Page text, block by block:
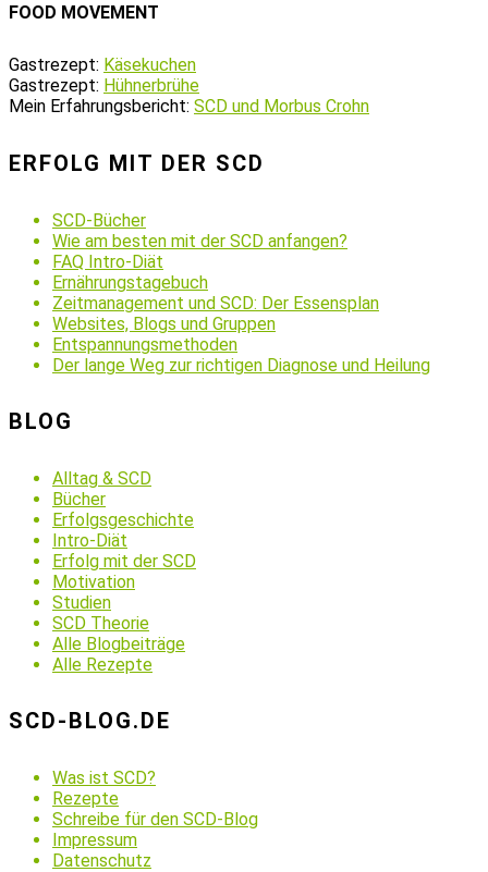
FOOD MOVEMENT
Gastrezept: Käsekuchen
Gastrezept: Hühnerbrühe
Mein Erfahrungsbericht: SCD und Morbus Crohn
ERFOLG MIT DER SCD
SCD-Bücher
Wie am besten mit der SCD anfangen?
FAQ Intro-Diät
Ernährungstagebuch
Zeitmanagement und SCD: Der Essensplan
Websites, Blogs und Gruppen
Entspannungsmethoden
Der lange Weg zur richtigen Diagnose und Heilung
BLOG
Alltag & SCD
Bücher
Erfolgsgeschichte
Intro-Diät
Erfolg mit der SCD
Motivation
Studien
SCD Theorie
Alle Blogbeiträge
Alle Rezepte
SCD-BLOG.DE
Was ist SCD?
Rezepte
Schreibe für den SCD-Blog
Impressum
Datenschutz